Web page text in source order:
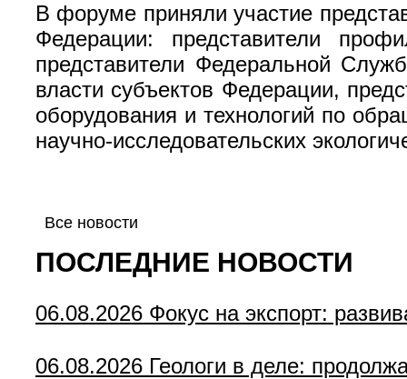
В форуме приняли участие
Федерации: представители
представители Федеральной
власти субъектов Федерации,
оборудования и технологий по
научно-исследовательских
Все новости
ПОСЛЕДНИЕ НОВОСТИ
06.08.2026 Фокус на экспорт:
06.08.2026 Геологи в деле: